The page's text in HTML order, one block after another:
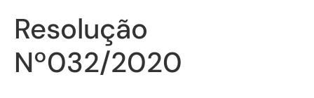
Resolução
Nº032/2020